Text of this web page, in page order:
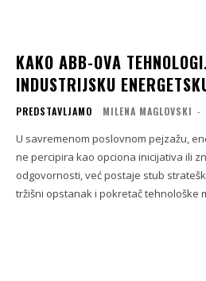
KAKO ABB-OVA
INDUSTRIJSKU
PREDSTAVLJAMO MILENA MAGLOVSKI -
U savremenom poslovnom pejzažu,
ne percipira kao opciona inicijativa ili
odgovornosti, već postaje stub
tržišni opstanak i pokretač tehnološke